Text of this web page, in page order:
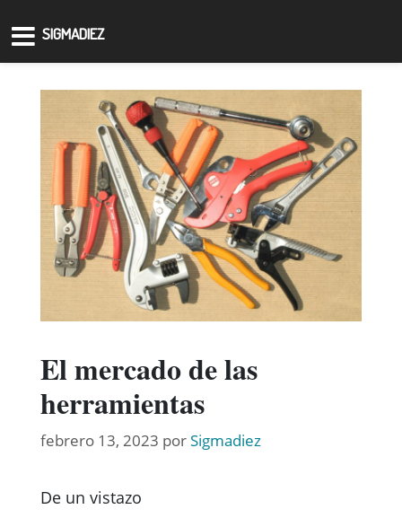
El mercado de las
herramientas
febrero 13, 2023 porSigmadiez
De un vistazo
SIGMADIEZ